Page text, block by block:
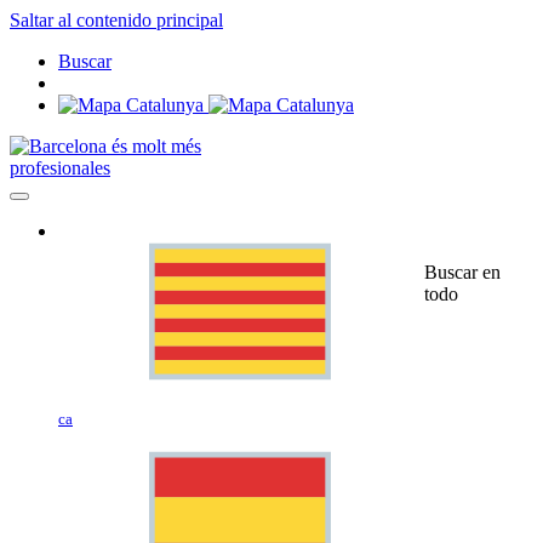
Saltar al contenido principal
Buscar
profesionales
ca
Buscar en
todo